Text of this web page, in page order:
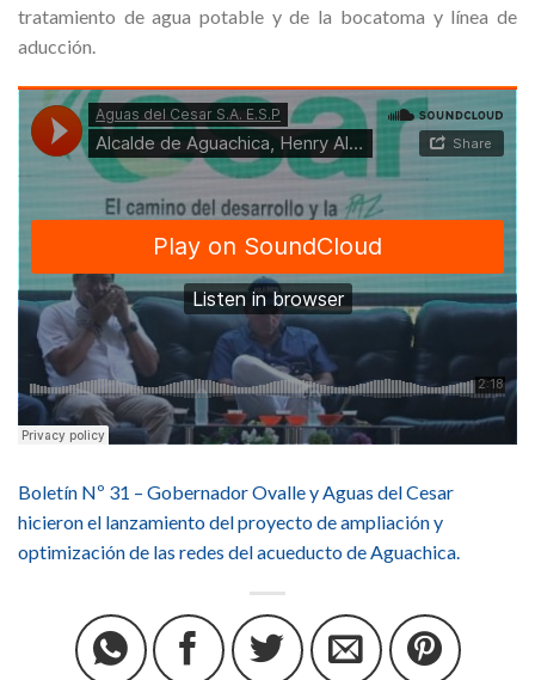
tratamiento de agua potable y de la bocatoma y línea de
aducción.
Boletín Nº 31 – Gobernador Ovalle y Aguas del Cesar
hicieron el lanzamiento del proyecto de ampliación y
optimización de las redes del acueducto de Aguachica.